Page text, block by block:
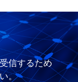
信するため
。